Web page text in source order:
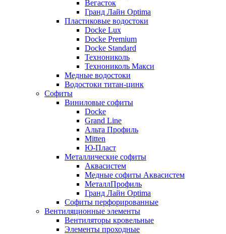
Вегасток
Гранд Лайн Optima
Пластиковые водостоки
Docke Lux
Docke Premium
Docke Standard
Технониколь
Технониколь Макси
Медные водостоки
Водостоки титан-цинк
Софиты
Виниловые софиты
Docke
Grand Line
Альта Профиль
Mitten
Ю-Пласт
Металлические софиты
Аквасистем
Медные софиты Аквасистем
МеталлПрофиль
Гранд Лайн Optima
Софиты перфорированные
Вентиляционные элементы
Вентиляторы кровельные
Элементы проходные